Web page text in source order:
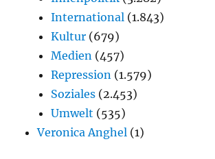
International (1.843)
Kultur (679)
Medien (457)
Repression (1.579)
Soziales (2.453)
Umwelt (535)
Veronica Anghel (1)